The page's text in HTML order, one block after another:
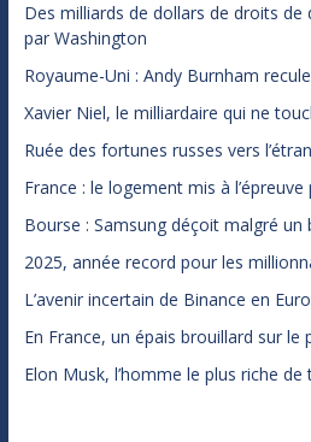
Des milliards de dollars de droits
par Washington
Royaume-Uni : Andy Burnham
Xavier Niel, le milliardaire qui ne
Ruée des fortunes russes vers
France : le logement mis à
Bourse : Samsung déçoit malgré un
2025, année record pour les
L’avenir incertain de Binance en
En France, un épais brouillard sur le
Elon Musk, l’homme le plus riche